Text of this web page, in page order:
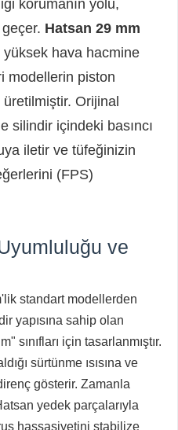
korumanın yolu,
geçer. Hatsan 29 mm
yüksek hava hacmine
modellerin piston
Orijinal
silindir içindeki basıncı
iletir ve tüfeğinizin
(FPS)
ve
standart modellerden
yapısına sahip olan
sınıfları için tasarlanmıştır.
sürtünme ısısına ve
gösterir. Zamanla
yedek parçalarıyla
hassasiyetini stabilize